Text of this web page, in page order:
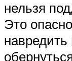
нельзя
Это
навредить